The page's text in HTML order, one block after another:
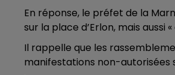
En réponse, le préfet de la
sur la place d’Erlon, mais aussi
Il rappelle que les
manifestations non-autorisées